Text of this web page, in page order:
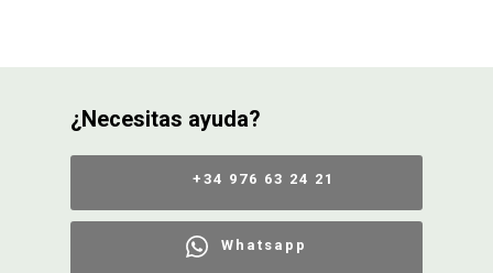
¿Necesitas ayuda?
+34 976 63 24 21
Whatsapp